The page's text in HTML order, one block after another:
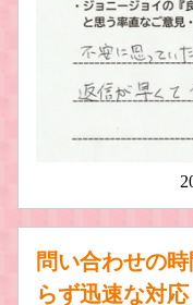
カワイモデル 鉄道模型
問い合わせの
らず迅速な対応